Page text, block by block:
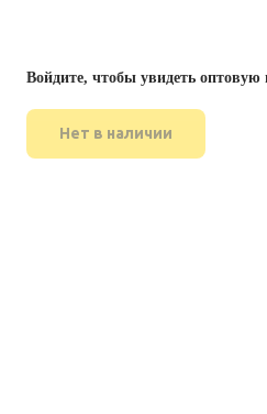
Войдите, чтобы увидеть оптовую
Нет в наличии